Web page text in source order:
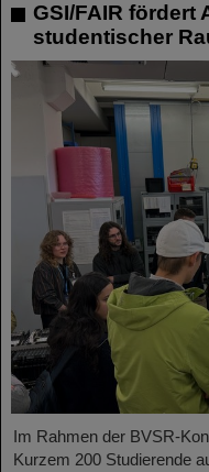
GSI/FAIR fördert
studentischer
Im Rahmen der BVSR-
Kurzem 200 Studierende